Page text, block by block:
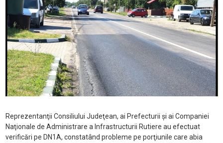
Reprezentanţii Consiliului Judeţean, ai Prefecturii şi ai Companiei
Naţionale de Administrare a Infrastructurii Rutiere au efectuat
verificări pe DN1A, constatând probleme pe porţiunile care abia